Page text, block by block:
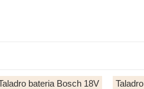
bateria Bosch 18V